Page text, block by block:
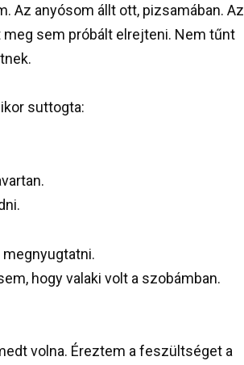
Az anyósom állt ott, pizsamában. Az
sem próbált elrejteni. Nem tűnt
suttogta:
hogy valaki volt a szobámban.
volna. Éreztem a feszültséget a